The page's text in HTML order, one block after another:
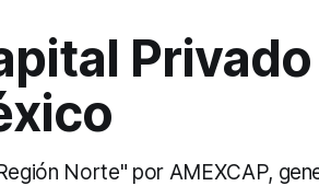
Norte" por AMEXCAP,